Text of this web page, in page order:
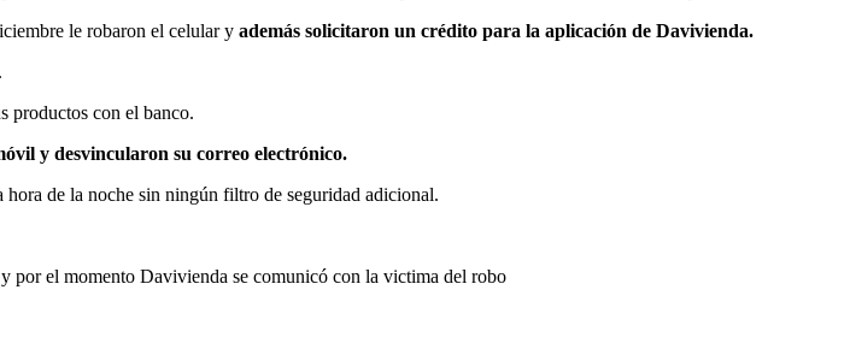
le robaron el celular y además solicitaron un crédito para la aplicación de Davivienda.
productos con el banco.
y desvincularon su correo electrónico.
hora de la noche sin ningún filtro de seguridad adicional.
por el momento Davivienda se comunicó con la victima del robo